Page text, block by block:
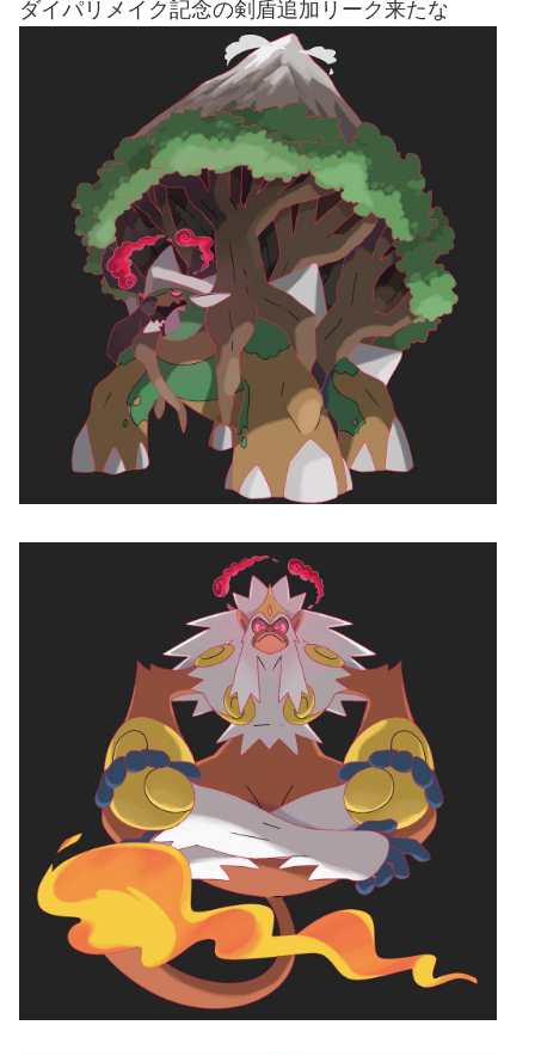
ダイパリメイク記念の剣盾追加リーク来たな